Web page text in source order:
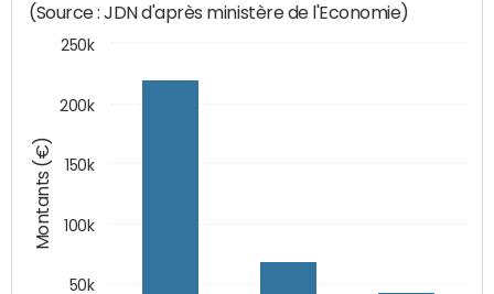
Montants (€)
(Source : JDN d'après ministère de l'Economie)
50k
100k
150k
200k
250k